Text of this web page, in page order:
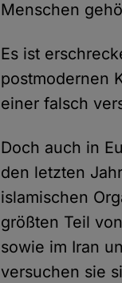
Menschen
Es ist
postmodernen
einer falsch
Doch auch in
den letzten
islamischen
größten Teil
sowie im Iran
versuchen sie